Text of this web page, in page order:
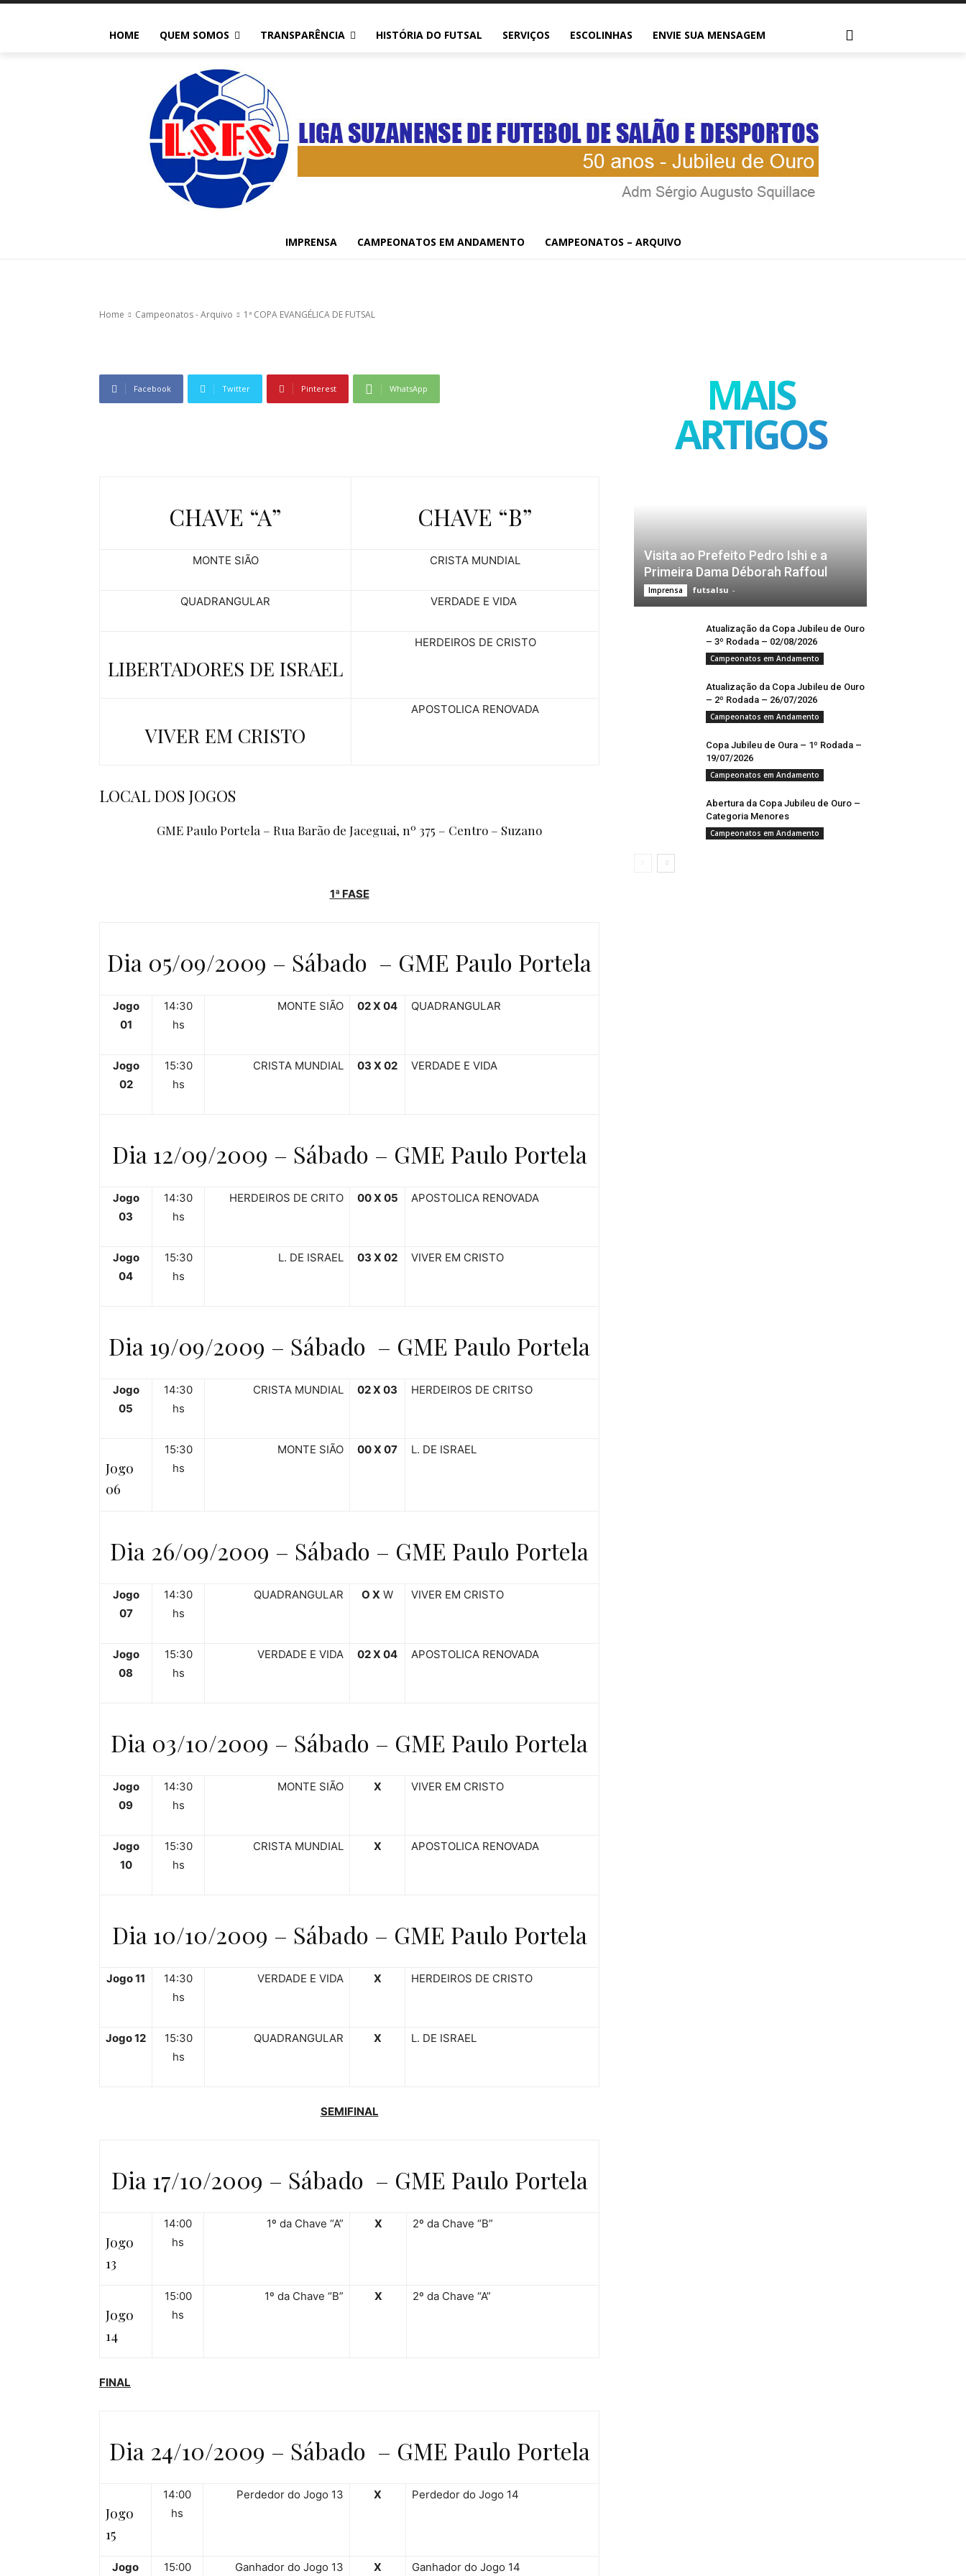
HOME QUEM SOMOS TRANSPARÊNCIA HISTÓRIA DO FUTSAL SERVIÇOS ESCOLINHAS ENVIE SUA MENSAGEM
IMPRENSA CAMPEONATOS EM ANDAMENTO CAMPEONATOS – ARQUIVO
Home Campeonatos - Arquivo 1ª COPA EVANGÉLICA DE FUTSAL
Campeonatos - Arquivo
1ª COPA EVANGÉLICA DE FUTSAL
Facebook Twitter Pinterest WhatsApp
CHAVE “A” CHAVE “B”
MONTE SIÃO CRISTA MUNDIAL
QUADRANGULAR VERDADE E VIDA
LIBERTADORES DE ISRAEL
HERDEIROS DE CRISTO
VIVER EM CRISTO
APOSTOLICA RENOVADA
LOCAL DOS JOGOS
GME Paulo Portela – Rua Barão de Jaceguai, nº 375 – Centro – Suzano
1ª FASE
Dia 05/09/2009 – Sábado – GME Paulo Portela
Jogo
01
14:30
hs
MONTE SIÃO 02 X 04 QUADRANGULAR
Jogo
02
15:30
hs
CRISTA MUNDIAL 03 X 02 VERDADE E VIDA
Dia 12/09/2009 – Sábado – GME Paulo Portela
Jogo
03
14:30
hs
HERDEIROS DE CRITO 00 X 05 APOSTOLICA RENOVADA
Jogo
04
15:30
hs
L. DE ISRAEL 03 X 02 VIVER EM CRISTO
Dia 19/09/2009 – Sábado – GME Paulo Portela
Jogo
05
14:30
hs
CRISTA MUNDIAL 02 X 03 HERDEIROS DE CRITSO
Jogo
06
15:30
hs
MONTE SIÃO 00 X 07 L. DE ISRAEL
Dia 26/09/2009 – Sábado – GME Paulo Portela
Jogo
07
14:30
hs
QUADRANGULAR O X W VIVER EM CRISTO
Jogo
08
15:30
hs
VERDADE E VIDA 02 X 04 APOSTOLICA RENOVADA
Dia 03/10/2009 – Sábado – GME Paulo Portela
Jogo
09
14:30
hs
MONTE SIÃO X VIVER EM CRISTO
Jogo
10
15:30
hs
CRISTA MUNDIAL X APOSTOLICA RENOVADA
Dia 10/10/2009 – Sábado – GME Paulo Portela
Jogo 11
14:30
hs
VERDADE E VIDA X HERDEIROS DE CRISTO
Jogo 12
15:30
hs
QUADRANGULAR X L. DE ISRAEL
SEMIFINAL
Dia 17/10/2009 – Sábado – GME Paulo Portela
Jogo
13
14:00
hs
1º da Chave “A” X 2º da Chave “B”
Jogo
14
15:00
hs
1º da Chave “B” X 2º da Chave “A”
FINAL
Dia 24/10/2009 – Sábado – GME Paulo Portela
Jogo
15
14:00
hs
Perdedor do Jogo 13 X Perdedor do Jogo 14
Jogo 15:00 Ganhador do Jogo 13 X Ganhador do Jogo 14
MAIS
ARTIGOS
Visita ao Prefeito Pedro Ishi e a
Primeira Dama Déborah Raffoul
Imprensa futsalsu -
Atualização da Copa Jubileu de Ouro
– 3º Rodada – 02/08/2026
Campeonatos em Andamento
Atualização da Copa Jubileu de Ouro
– 2º Rodada – 26/07/2026
Campeonatos em Andamento
Copa Jubileu de Oura – 1º Rodada –
19/07/2026
Campeonatos em Andamento
Abertura da Copa Jubileu de Ouro –
Categoria Menores
Campeonatos em Andamento